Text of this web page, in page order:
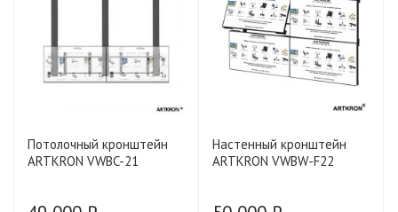
Потолочный кронштейн
ARTKRON VWBC-21
Настенный кронштейн
ARTKRON VWBW-F22